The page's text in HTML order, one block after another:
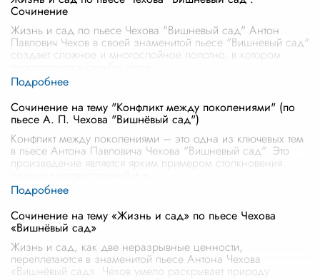
Сочинение
Жизнь и сад по пьесе Чехова "Вишневый сад" Антон
Павлович Чехов в своей знаменитой пьесе "Вишневый сад"
создает сложное и многослойное полотно, в котором
Сочинение на тему "Конфликт между поколениями" (по
пьесе А. П. Чехова "Вишнёвый сад")
Конфликт между поколениями – это одна из ключевых тем
в пьесе Антона Павловича Чехова "Вишневый сад". Это
произведение является ярким примером столкновения
Сочинение на тему «Жизнь и сад» по пьесе Чехова
«Вишнёвый сад»
Жизнь и сад, как две неразрывные ценности,
переплетаются в знаменитой пьесе Антона Чехова
«Вишнёвый сад». Чехов умело раскрывает природу